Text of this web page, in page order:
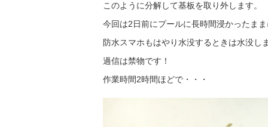
このように分解して基板を取り外します。
今回は2日前にプールに長時間浸かったま
防水スマホもはやり水没するときは水没し
過信は禁物です！
作業時間2時間ほどで・・・